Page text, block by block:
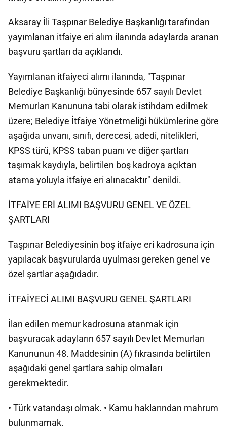
Aksaray İli Taşpınar Belediye Başkanlığı tarafından
yayımlanan itfaiye eri alım ilanında adaylarda aranan
başvuru şartları da açıklandı.
Yayımlanan itfaiyeci alımı ilanında, "Taşpınar
Belediye Başkanlığı bünyesinde 657 sayılı Devlet
Memurları Kanununa tabi olarak istihdam edilmek
üzere; Belediye İtfaiye Yönetmeliği hükümlerine göre
aşağıda unvanı, sınıfı, derecesi, adedi, nitelikleri,
KPSS türü, KPSS taban puanı ve diğer şartları
taşımak kaydıyla, belirtilen boş kadroya açıktan
atama yoluyla itfaiye eri alınacaktır" denildi.
İTFAİYE ERİ ALIMI BAŞVURU GENEL VE ÖZEL
ŞARTLARI
Taşpınar Belediyesinin boş itfaiye eri kadrosuna için
yapılacak başvurularda uyulması gereken genel ve
özel şartlar aşağıdadır.
İTFAİYECİ ALIMI BAŞVURU GENEL ŞARTLARI
İlan edilen memur kadrosuna atanmak için
başvuracak adayların 657 sayılı Devlet Memurları
Kanununun 48. Maddesinin (A) fıkrasında belirtilen
aşağıdaki genel şartlara sahip olmaları
gerekmektedir.
• Türk vatandaşı olmak. • Kamu haklarından mahrum
bulunmamak.